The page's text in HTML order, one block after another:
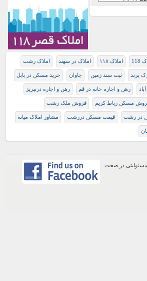
118 املاک ۱۱۸ املاک در سهند املاک رشت
پرند ثبت سند زمین چاوان خريد مسکن در بابل
رهن و اجاره خانه در قم رهن و اجاره درتبريز
مسکن رباط کریم فروش ملک رشت
در رشت قیمت مسکن دررشت مشاور املاک میانه
عمومی سایت ثبت شده است. لذا سایت املاک 118هیچ گونه مسئولیتی در صحت